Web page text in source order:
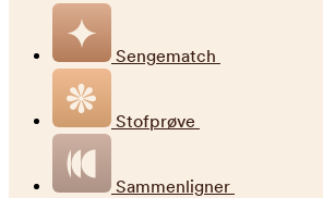
Sengematch
Stofprøve
Sammenligner